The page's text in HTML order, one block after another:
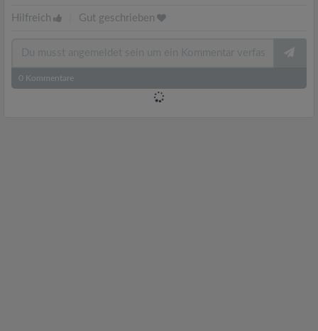
Hilfreich Gut geschrieben
0 Kommentare